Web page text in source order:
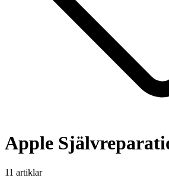
Apple
11 artiklar